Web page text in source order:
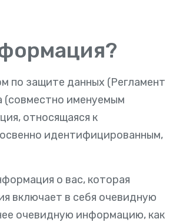
по защите данных (Регламент
(совместно именуемым
относящаяся к
идентифицированным,
о вас, которая
включает в себя очевидную
очевидную информацию, как